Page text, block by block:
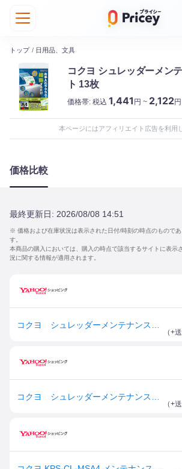
トップ / 日用品、文具
コクヨ シュレッダーメン
ト 13枚
価格帯: 税込 1,441 円 ~ 2,122円
本ページにはアフィリエイト広告を利用
価格比較
最終更新日: 2026/08/08 14:51
※ 価格および在庫状況は表示された日付/時刻の時点のもので
す。
本商品の購入においては、購入の時点で該当するサイトに表示
況に関する情報が適用されます。
（+
（+